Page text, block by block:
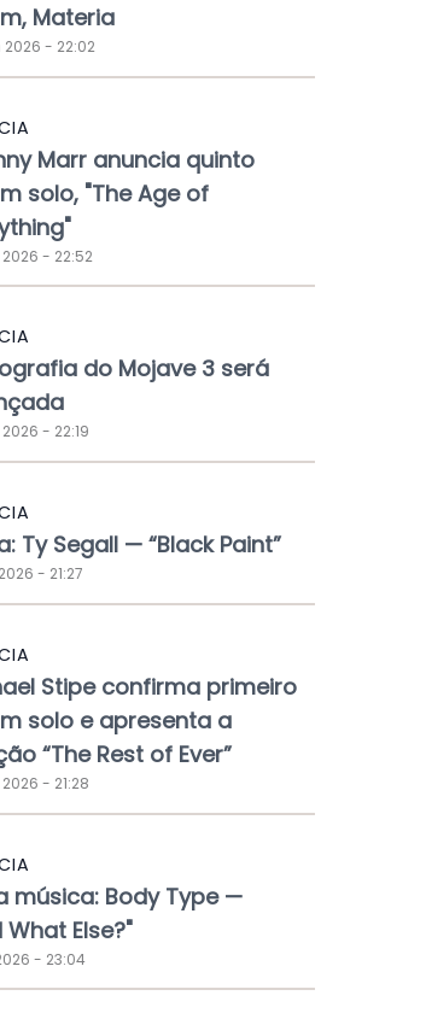
Materia
2026 - 22:02
Marr anuncia quinto
solo, "The Age of
2026 - 22:52
do Mojave 3 será
- 22:19
Ty Segall — “Black Paint”
- 21:27
Stipe confirma primeiro
solo e apresenta a
“The Rest of Ever”
- 21:28
música: Body Type —
What Else?"
- 23:04